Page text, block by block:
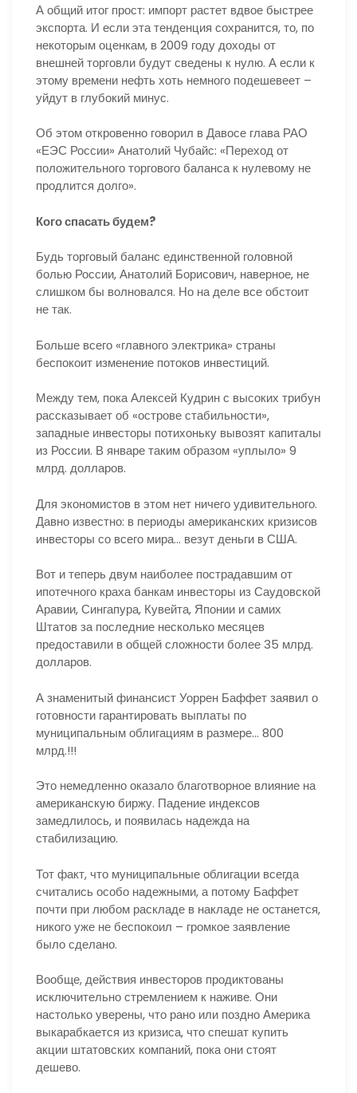
А общий итог прост: импорт растет вдвое быстрее
экспорта. И если эта тенденция сохранится, то, по
некоторым оценкам, в 2009 году доходы от
внешней торговли будут сведены к нулю. А если к
этому времени нефть хоть немного подешевеет –
уйдут в глубокий минус.
Об этом откровенно говорил в Давосе глава РАО
«ЕЭС России» Анатолий Чубайс: «Переход от
положительного торгового баланса к нулевому не
продлится долго».
Кого спасать будем?
Будь торговый баланс единственной головной
болью России, Анатолий Борисович, наверное, не
слишком бы волновался. Но на деле все обстоит
не так.
Больше всего «главного электрика» страны
беспокоит изменение потоков инвестиций.
Между тем, пока Алексей Кудрин с высоких трибун
рассказывает об «острове стабильности»,
западные инвесторы потихоньку вывозят капиталы
из России. В январе таким образом «уплыло» 9
млрд. долларов.
Для экономистов в этом нет ничего удивительного.
Давно известно: в периоды американских кризисов
инвесторы со всего мира… везут деньги в США.
Вот и теперь двум наиболее пострадавшим от
ипотечного краха банкам инвесторы из Саудовской
Аравии, Сингапура, Кувейта, Японии и самих
Штатов за последние несколько месяцев
предоставили в общей сложности более 35 млрд.
долларов.
А знаменитый финансист Уоррен Баффет заявил о
готовности гарантировать выплаты по
муниципальным облигациям в размере… 800
млрд.!!!
Это немедленно оказало благотворное влияние на
американскую биржу. Падение индексов
замедлилось, и появилась надежда на
стабилизацию.
Тот факт, что муниципальные облигации всегда
считались особо надежными, а потому Баффет
почти при любом раскладе в накладе не останется,
никого уже не беспокоил – громкое заявление
было сделано.
Вообще, действия инвесторов продиктованы
исключительно стремлением к наживе. Они
настолько уверены, что рано или поздно Америка
выкарабкается из кризиса, что спешат купить
акции штатовских компаний, пока они стоят
дешево.